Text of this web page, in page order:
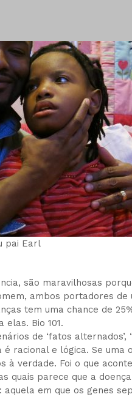
pai Earl
são maravilhosas
ambos portadores de
tem uma chance de
elas. Bio 101.
de ‘fatos alternados’,
é racional e lógica. Se uma
à verdade. Foi o que
quais parece que a
em que os genes